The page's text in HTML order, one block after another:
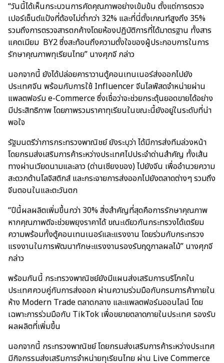
“วันนี้ได้เห็นกระบวนการคัดคุณภาพอย่างเข้มข้น ตั้งแต่การตรวจ
เปอร์เซ็นต์แป้งที่ต้องไม่ต่ำกว่า 32% และที่นี่ตั้งเกณฑ์สูงถึง 35%
รวมถึงการตรวจสารตกค้างโดยห้องปฏิบัติการที่ได้มาตรฐาน ทั้งสาร
แคดเมียม BY2 ซึ่งสะท้อนถึงความตั้งใจของผู้ประกอบการในการ
รักษาคุณภาพทุเรียนไทย” นางศุภจี กล่าว
นอกจากนี้ ยังได้ปล่อยคาราวานตู้คอนเทนเนอร์ส่งออกไปยัง
ประเทศจีน พร้อมกับการใช้ Influencer จีนไลฟ์สดจำหน่ายผ่าน
แพลตฟอร์ม e-Commerce ซึ่งเชื่อว่าจะช่วยกระตุ้นยอดขายได้อย่าง
มีประสิทธิภาพ โดยภาพรวมราคาทุเรียนในขณะนี้ยังอยู่ในระดับที่น่า
พอใจ
รัฐมนตรีว่าการกระทรวงพาณิชย์ ยังระบุว่า ได้มีการส่งทีมล่วงหน้า
โดยกรมส่งเสริมการค้าระหว่างประเทศไปประจำด่านสำคัญ ทั้งเส้น
ทางผ่านเวียดนามและลาว (ด่านเชียงของ) ไปยังจีน เพื่ออำนวยความ
สะดวกด้านโลจิสติกส์ และกระจายการส่งออกไปยังตลาดต่างๆ รวมถึง
จีนตอนในและตะวันตก
“ปีนี้ผลผลิตเพิ่มขึ้นกว่า 30% สิ่งสำคัญที่สุดคือการรักษาคุณภาพ
หากคุณภาพดีจะช่วยพยุงราคาได้ ขณะเดียวกันกระทรวงได้เตรียม
ความพร้อมทั้งตู้คอนเทนเนอร์และแรงงาน โดยร่วมกับกระทรวง
แรงงานในการพัฒนาทักษะแรงงานรองรับฤดูกาลผลไม้” นางศุภจี
กล่าว
พร้อมกันนี้ กระทรวงพาณิชย์ยังมีแผนส่งเสริมการบริโภคใน
ประเทศควบคู่กับการส่งออก ผ่านความร่วมมือกับกรมการค้าภายใน
ห้าง Modern Trade ตลาดกลาง และแพลตฟอร์มออนไลน์ โดย
เฉพาะการร่วมมือกับ TikTok เพื่อขยายตลาดภายในประเทศ รองรับ
ผลผลิตที่เพิ่มขึ้น
นอกจากนี้ กระทรวงพาณิชย์ โดยกรมส่งเสริมการค้าระหว่างประเทศ
มีกิจกรรมส่งเสริมการจำหน่ายทุเรียนไทย ผ่าน Live Commerce